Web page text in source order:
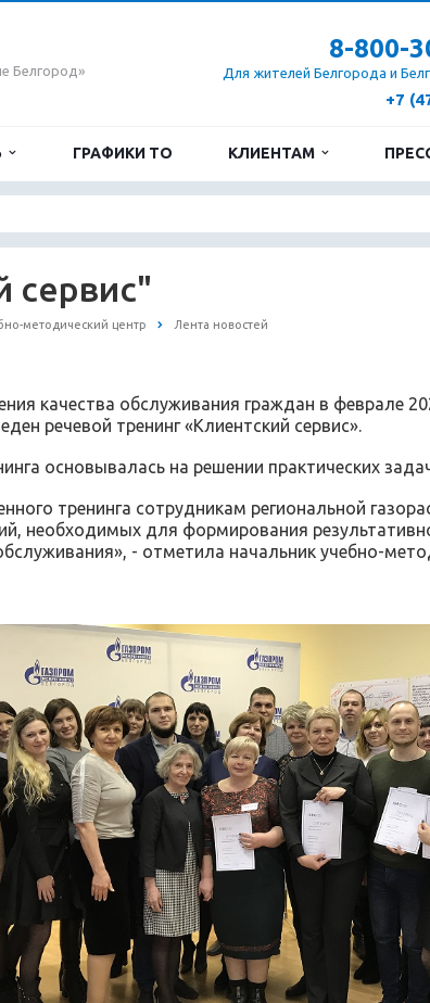
Белгород»
8-800-
Для жителей Белгорода и
+7
ГРАФИКИ ТО КЛИЕНТАМ
сервис"
методический центр Лента новостей
качества обслуживания граждан в феврале
речевой тренинг «Клиентский сервис».
основывалась на решении практических
тренинга сотрудникам региональной
необходимых для формирования
- отметила начальник учебно-